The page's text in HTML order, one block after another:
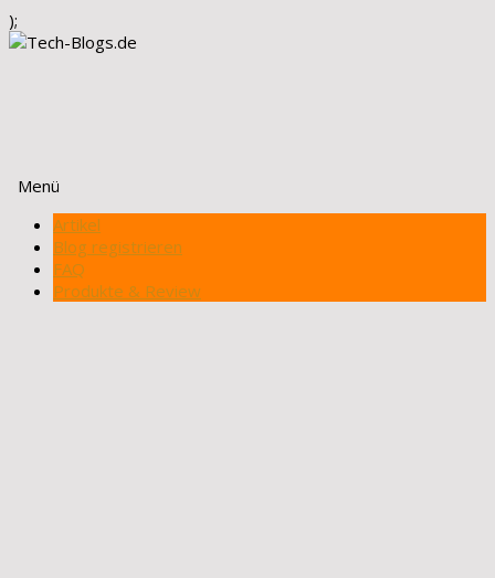
);
Menü
Zum
Inhalt
springen
Artikel
Blog registrieren
FAQ
Produkte & Review